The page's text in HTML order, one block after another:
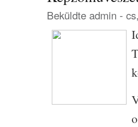
Beküldte admin -